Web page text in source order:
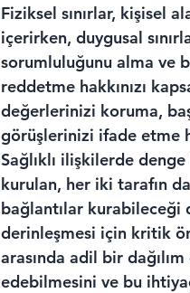
Fiziksel sınırlar, kişisel
içerirken, duygusal
sorumluluğunu alma ve
reddetme hakkınızı
değerlerinizi koruma,
görüşlerinizi ifade etme
Sağlıklı ilişkilerde denge
kurulan, her iki tarafın
bağlantılar kurabileceği
derinleşmesi için kritik
arasında adil bir
edebilmesini ve bu